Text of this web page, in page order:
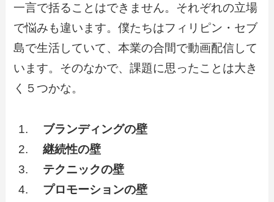
一言で括ることはできません。それぞれの立場
で悩みも違います。僕たちはフィリピン・セブ
島で生活していて、本業の合間で動画配信して
います。そのなかで、課題に思ったことは大き
く５つかな。
ブランディングの壁
継続性の壁
テクニックの壁
プロモーションの壁